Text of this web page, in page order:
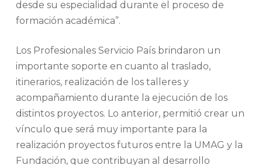
desde su especialidad durante el proceso de
formación académica”.
Los Profesionales Servicio País brindaron un
importante soporte en cuanto al traslado,
itinerarios, realización de los talleres y
acompañamiento durante la ejecución de los
distintos proyectos. Lo anterior, permitió crear un
vínculo que será muy importante para la
realización proyectos futuros entre la UMAG y la
Fundación, que contribuyan al desarrollo